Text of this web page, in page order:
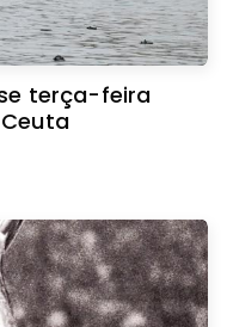
terça-feira